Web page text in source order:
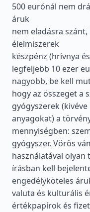
500 eurónál nem
áruk
nem eladásra
élelmiszerek
készpénz (hrivnya
legfeljebb 10 ezer
nagyobb, be kell
hogy az összeget a
gyógyszerek
anyagokat) a
mennyiségben:
gyógyszer. Vörös
használatával
írásban kell
engedélyköteles
valuta és kulturális
értékpapírok és